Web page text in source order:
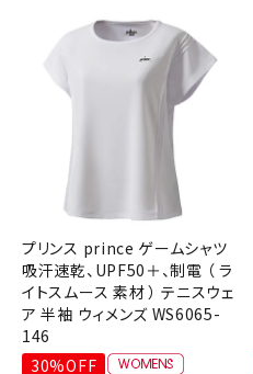
プリンス prince ゲームシャツ
吸汗速乾、UPF50＋、制電 （ ラ
イトスムース 素材 ） テニスウェ
ア 半袖 ウィメンズ WS6065-
146
30%OFF